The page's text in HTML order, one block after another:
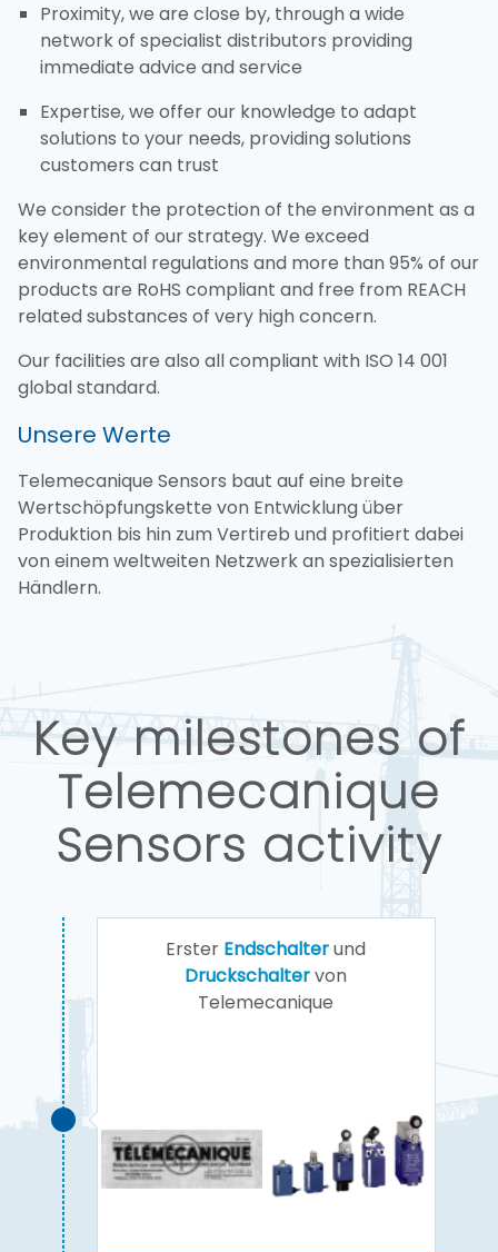
Proximity, we are close by, through a wide
network of specialist distributors providing
immediate advice and service
Expertise, we offer our knowledge to adapt
solutions to your needs, providing solutions
customers can trust
We consider the protection of the environment as a
key element of our strategy. We exceed
environmental regulations and more than 95% of our
products are RoHS compliant and free from REACH
related substances of very high concern.
Our facilities are also all compliant with ISO 14 001
global standard.
Unsere Werte
Telemecanique Sensors baut auf eine breite
Wertschöpfungskette von Entwicklung über
Produktion bis hin zum Vertireb und profitiert dabei
von einem weltweiten Netzwerk an spezialisierten
Händlern.
Key milestones of
Telemecanique
Sensors activity
Erster Endschalterund
Druckschaltervon
Telemecanique